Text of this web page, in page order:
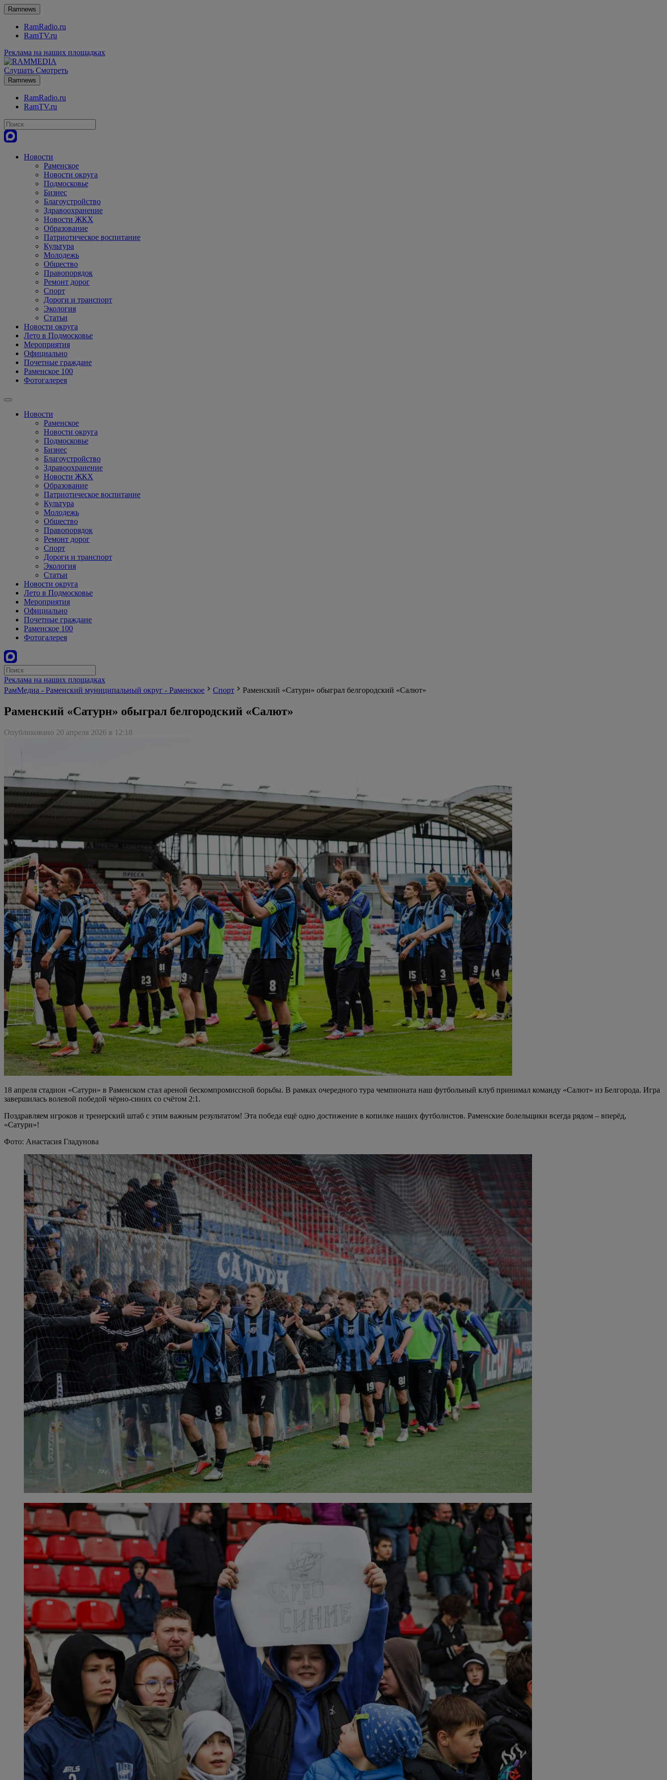
Ramnews
RamRadio.ru
RamTV.ru
Реклама на наших площадках
Слушать Смотреть
Ramnews
RamRadio.ru
RamTV.ru
Новости
Раменское
Новости округа
Подмосковье
Бизнес
Благоустройство
Здравоохранение
Новости ЖКХ
Образование
Патриотическое воспитание
Культура
Молодежь
Общество
Правопорядок
Ремонт дорог
Спорт
Дороги и транспорт
Экология
Статьи
Новости округа
Лето в Подмосковье
Мероприятия
Официально
Почетные граждане
Раменское 100
Фотогалерея
Новости
Раменское
Новости округа
Подмосковье
Бизнес
Благоустройство
Здравоохранение
Новости ЖКХ
Образование
Патриотическое воспитание
Культура
Молодежь
Общество
Правопорядок
Ремонт дорог
Спорт
Дороги и транспорт
Экология
Статьи
Новости округа
Лето в Подмосковье
Мероприятия
Официально
Почетные граждане
Раменское 100
Фотогалерея
Реклама на наших площадках
РамМедиа - Раменский муниципальный округ - Раменское
Спорт Раменский «Сатурн» обыграл белгородский «Салют»
Раменский «Сатурн» обыграл белгородский «Салют»
Опубликовано 20 апреля 2026 в 12:18
18 апреля стадион «Сатурн» в Раменском стал ареной бескомпромиссной борьбы. В рамках очередного тура чемпионата наш футбольный клуб принимал команду «Салют» из Белгорода. Игра
завершилась волевой победой чёрно-синих со счётом 2:1.
Поздравляем игроков и тренерский штаб с этим важным результатом! Эта победа ещё одно достижение в копилке наших футболистов. Раменские болельщики всегда рядом – вперёд,
«Сатурн»!
Фото: Анастасия Гладунова